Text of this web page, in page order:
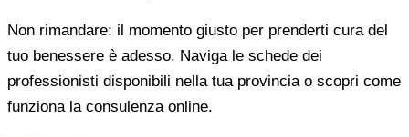
Non rimandare: il momento giusto per prenderti cura del
tuo benessere è adesso. Naviga le schede dei
professionisti disponibili nella tua provincia o scopri come
funziona la consulenza online.